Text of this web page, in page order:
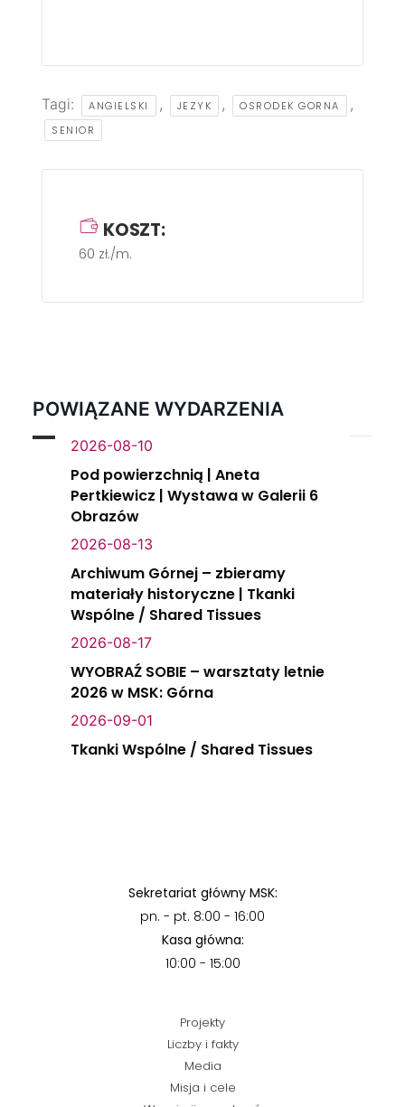
Tagi: ANGIELSKI , JEZYK , OSRODEK GORNA ,
SENIOR
KOSZT:
60 zł./m.
POWIĄZANE WYDARZENIA
2026-08-10
Pod powierzchnią | Aneta
Pertkiewicz | Wystawa w Galerii 6
Obrazów
2026-08-13
Archiwum Górnej – zbieramy
materiały historyczne | Tkanki
Wspólne / Shared Tissues
2026-08-17
WYOBRAŹ SOBIE – warsztaty letnie
2026 w MSK: Górna
2026-09-01
Tkanki Wspólne / Shared Tissues
Sekretariat główny MSK:
pn. - pt. 8:00 - 16:00
Kasa główna:
10:00 - 15:00
Projekty
Liczby i fakty
Media
Misja i cele